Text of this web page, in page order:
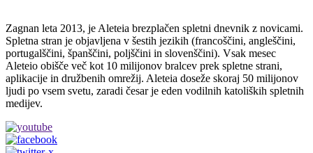
Zagnan leta 2013, je Aleteia brezplačen spletni dnevnik z novicami.
Spletna stran je objavljena v šestih jezikih (francoščini, angleščini,
portugalščini, španščini, poljščini in slovenščini). Vsak mesec
Aleteio obišče več kot 10 milijonov bralcev prek spletne strani,
aplikacije in družbenih omrežij. Aleteia doseže skoraj 50 milijonov
ljudi po vsem svetu, zaradi česar je eden vodilnih katoliških spletnih
medijev.